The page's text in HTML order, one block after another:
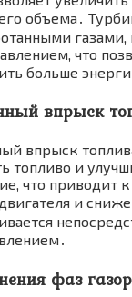
объема․
газами,
что
больше
впрыск
впрыск
топливо и
что приводит
и
фаз